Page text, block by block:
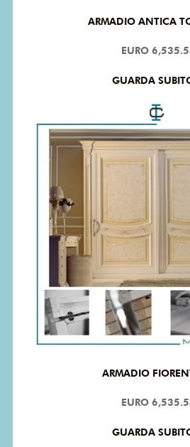
ARMADIO ANTICA
EURO
GUARDA
ARMADIO
EURO
GUARDA